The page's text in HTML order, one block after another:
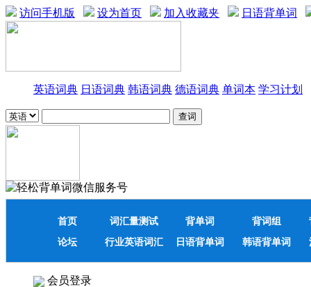
访问手机版 设为首页 加入收藏夹 日语背单词
英语词典 日语词典 韩语词典 德语词典 单词本 学习计划
首页 词汇量测试 背单词 背词组
论坛
行业英语词汇 日语背单词 韩语背单词
会员登录